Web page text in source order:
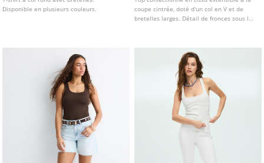
Disponible en plusieurs couleurs.
coupe cintrée, doté d'un col en V et de
bretelles larges. Détail de fronces sous la